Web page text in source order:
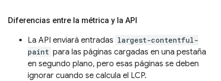
Diferencias entre la métrica y la API
La API enviará entradas largest-contentful-
paint para las páginas cargadas en una pestaña
en segundo plano, pero esas páginas se deben
ignorar cuando se calcula el LCP.